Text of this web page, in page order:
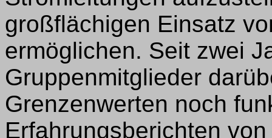
großflächigen Einsatz
ermöglichen. Seit zwei
Gruppenmitglieder
Grenzenwerten noch
Erfahrungsberichten